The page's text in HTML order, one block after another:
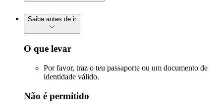
Saiba antes de ir
O que levar
Por favor, traz o teu passaporte ou um documento de
identidade válido.
Não é permitido